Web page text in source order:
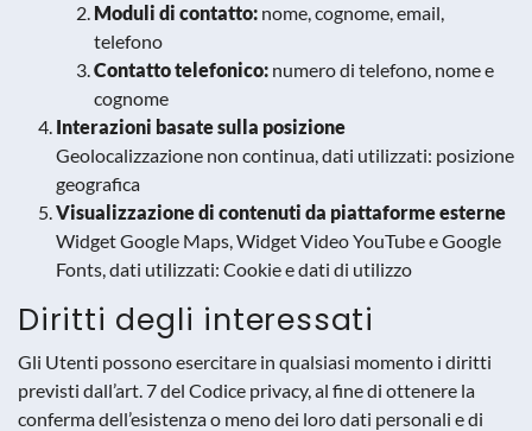
Moduli di contatto: nome, cognome, email,
telefono
Contatto telefonico: numero di telefono, nome e
cognome
Interazioni basate sulla posizione
Geolocalizzazione non continua, dati utilizzati: posizione
geografica
Visualizzazione di contenuti da piattaforme esterne
Widget Google Maps, Widget Video YouTube e Google
Fonts, dati utilizzati: Cookie e dati di utilizzo
Diritti degli interessati
Gli Utenti possono esercitare in qualsiasi momento i diritti
previsti dall’art. 7 del Codice privacy, al fine di ottenere la
conferma dell’esistenza o meno dei loro dati personali e di